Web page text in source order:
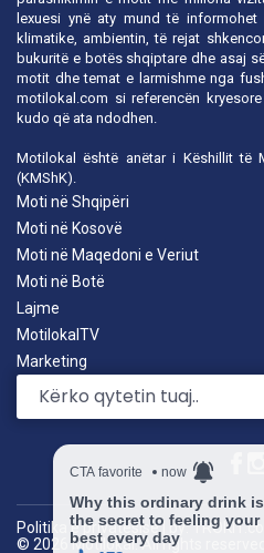
lexuesi ynë aty mund të
klimatike, ambientin, të rejat
bukuritë e botës shqiptare dhe asaj
motit dhe temat e larmishme nga
motilokal.com si referencën
kudo që ata ndodhen.
Motilokal është anëtar i Këshillit të
(KMShK).
Moti në Shqipëri
Moti në Kosovë
Moti në Maqedoni e Veriut
Moti në Botë
Lajme
MotilokalTV
Marketing
© 2026 Motilokal. All rights reserved
Politika e privatësisë| by: